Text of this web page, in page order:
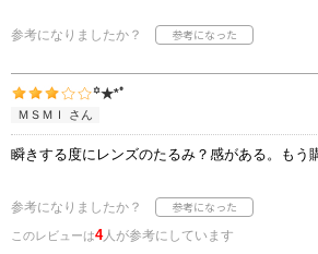
参考になりましたか？
꙳★*ﾟ
ＭＳＭＩ さん
瞬きする度にレンズのたるみ？感がある。もう
参考になりましたか？
このレビューは4人が参考にしています